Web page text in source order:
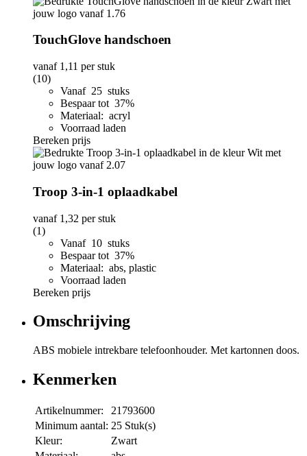
TouchGlove handschoen
vanaf 1,11 per stuk
(10)
Vanaf 25 stuks
Bespaar tot 37%
Materiaal: acryl
Voorraad laden
Bereken prijs
Troop 3-in-1 oplaadkabel
vanaf 1,32 per stuk
(1)
Vanaf 10 stuks
Bespaar tot 37%
Materiaal: abs, plastic
Voorraad laden
Bereken prijs
Omschrijving
ABS mobiele intrekbare telefoonhouder. Met kartonnen doos.
Kenmerken
Artikelnummer:
21793600
Minimum aantal: 25 Stuk(s)
Kleur:
Zwart